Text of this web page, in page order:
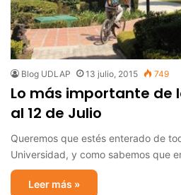
Blog UDLAP 13 julio, 2015 749
Lo más importante de
al 12 de Julio
Queremos que estés enterado de
Universidad, y como sabemos que
Leer más »